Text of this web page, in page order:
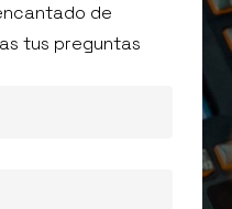
de
tus preguntas